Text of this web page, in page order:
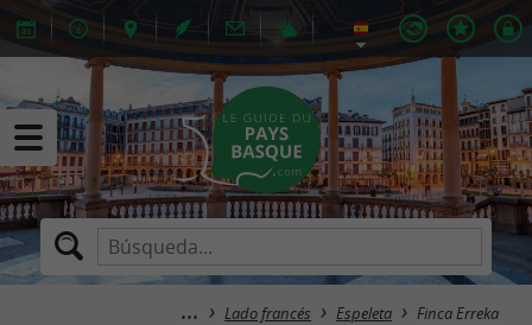
Lado francés Espeleta Finca Erreka